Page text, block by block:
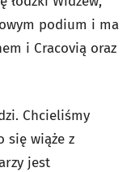
podium i ma
i Cracovią oraz
Chcieliśmy
się wiąże z
jest